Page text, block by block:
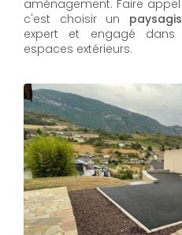
aménagement. Faire
c'est choisir un
expert et engagé
espaces extérieurs.